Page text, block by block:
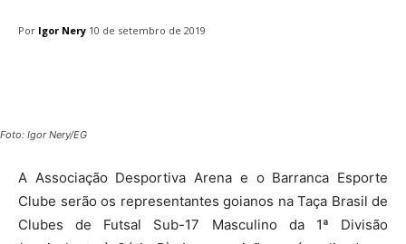
Por Igor Nery 10 de setembro de 2019
Foto: Igor Nery/EG
A Associação Desportiva Arena e o Barranca Esporte
Clube serão os representantes goianos na Taça Brasil de
Clubes de Futsal Sub-17 Masculino da 1ª Divisão